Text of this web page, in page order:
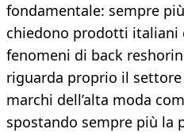
fondamentale: sempre
chiedono prodotti italiani
fenomeni di back
riguarda proprio il
marchi dell’alta moda
spostando sempre più la